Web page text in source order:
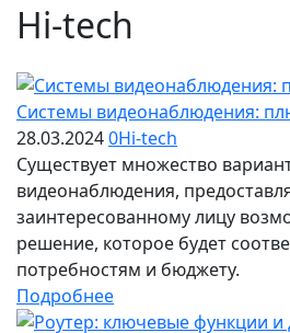
Hi-tech
Системы видеонаблюдения:
28.03.20240Hi-tech
Существует множество
видеонаблюдения,
заинтересованному лицу
решение, которое будет
потребностям и бюджету.
Подробнее